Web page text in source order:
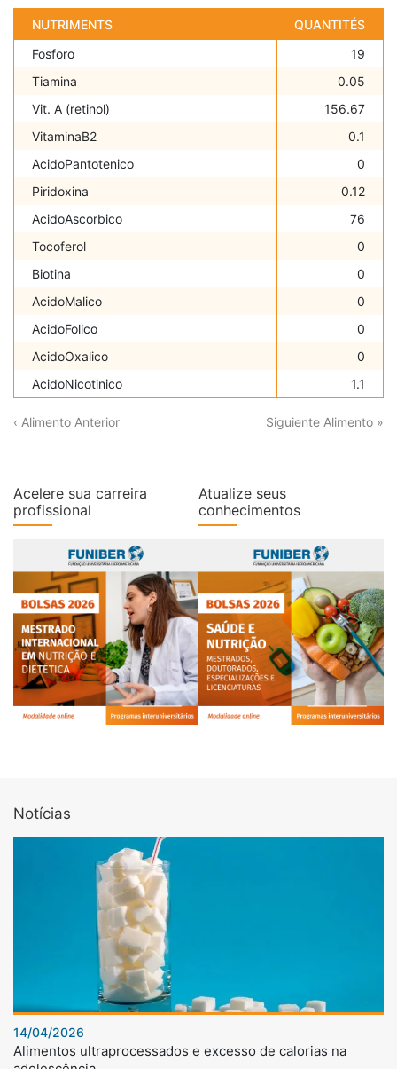
NUTRIMENTS
QUANTITÉS
Fosforo
19
Tiamina
0.05
Vit. A (retinol)
156.67
VitaminaB2
0.1
AcidoPantotenico
0
Piridoxina
0.12
AcidoAscorbico
76
Tocoferol
0
Biotina
0
AcidoMalico
0
AcidoFolico
0
AcidoOxalico
0
AcidoNicotinico
1.1
‹ Alimento Anterior Siguiente Alimento »
Acelere sua carreira
profissional
Atualize seus
conhecimentos
Notícias
14/04/2026
Alimentos ultraprocessados e excesso de calorias na